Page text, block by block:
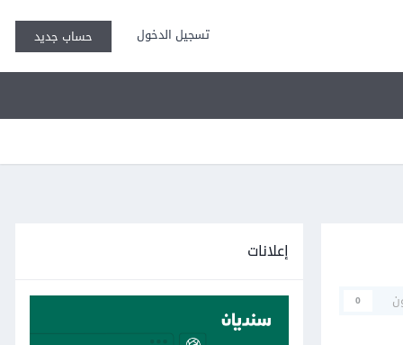
تسجيل الدخول حساب جديد
0
إعلانات